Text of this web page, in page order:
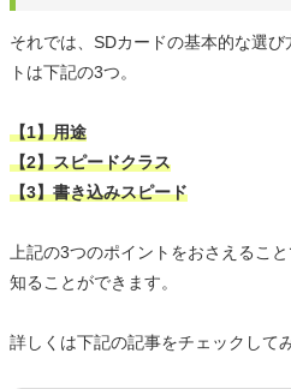
それでは、SDカードの基本的な選
トは下記の3つ。
【1】用途
【2】スピードクラス
【3】書き込みスピード
上記の3つのポイントをおさえるこ
知ることができます。
詳しくは下記の記事をチェックして